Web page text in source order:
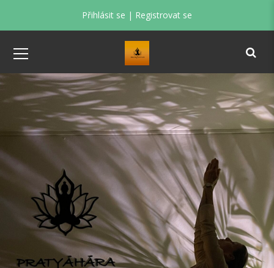
Přihlásit se | Registrovat se